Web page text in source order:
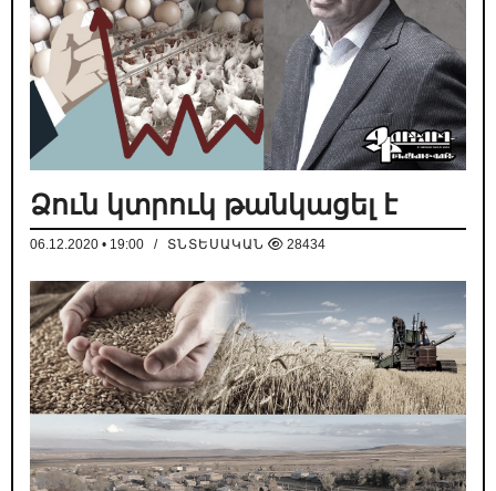
Ձուն կտրուկ թանկացել է
06.12.2020 • 19:00 / ՏՆՏԵՍԱԿԱՆ 28434